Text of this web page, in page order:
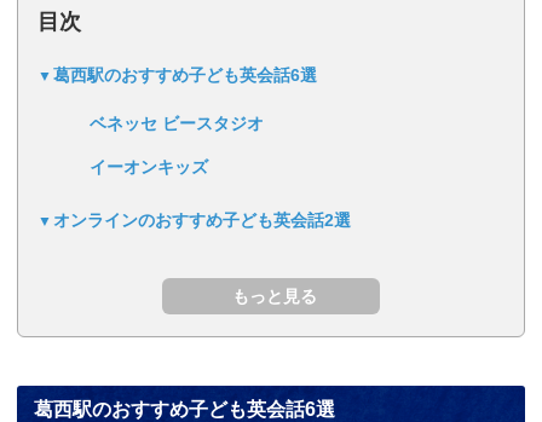
目次
葛西駅のおすすめ子ども英会話6選
ベネッセ ビースタジオ
イーオンキッズ
オンラインのおすすめ子ども英会話2選
葛西駅のおすすめ子ども英会話6選